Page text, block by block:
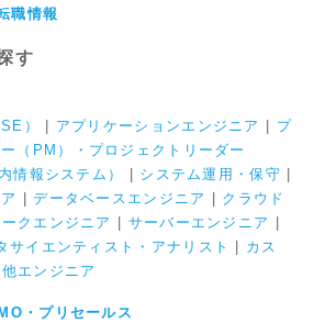
職情報
す
）
アプリケーションエンジニア
プ
（PM）・プロジェクトリーダー
情報システム） システム運用・保守
|データベースエンジニア
クラウド
クエンジニア サーバーエンジニア
サイエンティスト・アナリスト
カス
エンジニア
・プリセールス